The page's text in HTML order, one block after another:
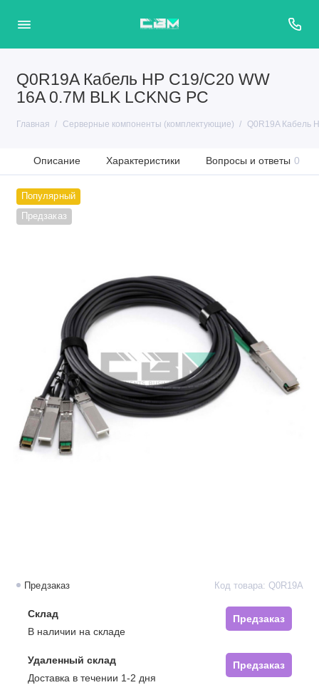
Q0R19A Кабель HP C19/C20 WW
16A 0.7M BLK LCKNG PC
Главная Серверные компоненты (комплектующие) Q0R19A Кабель
Описание Характеристики Вопросы и ответы 0
Популярный
Предзаказ
Предзаказ Код товара: Q0R19A
Склад
Предзаказ
В наличии на складе
Удаленный склад
Предзаказ
Доставка в течении 1-2 дня